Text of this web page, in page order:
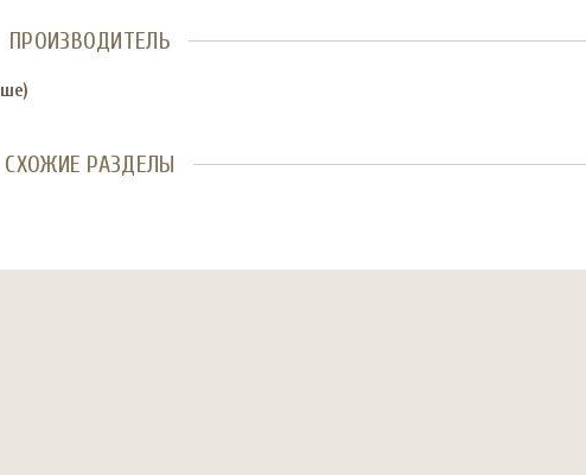
ПРОИЗВОДИТЕЛЬ
СХОЖИЕ РАЗДЕЛЫ